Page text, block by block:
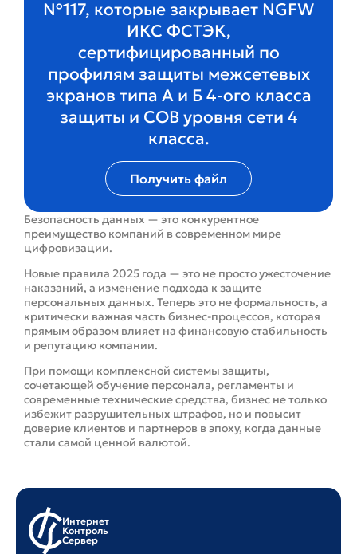
№117, которые закрывает NGFW
ИКС ФСТЭК,
сертифицированный по
профилям защиты межсетевых
экранов типа А и Б 4-ого класса
защиты и СОВ уровня сети 4
класса.
Получить файл
Безопасность данных — это конкурентное
преимущество компаний в современном мире
цифровизации.
Новые правила 2025 года — это не просто ужесточение
наказаний, а изменение подхода к защите
персональных данных. Теперь это не формальность, а
критически важная часть бизнес-процессов, которая
прямым образом влияет на финансовую стабильность
и репутацию компании.
При помощи комплексной системы защиты,
сочетающей обучение персонала, регламенты и
современные технические средства, бизнес не только
избежит разрушительных штрафов, но и повысит
доверие клиентов и партнеров в эпоху, когда данные
стали самой ценной валютой.
Интернет
Контроль
Сервер